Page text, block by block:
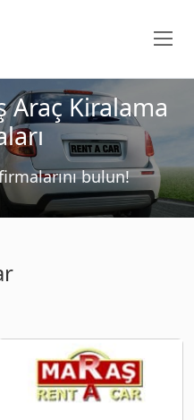
Araç Kiralama
bulun!